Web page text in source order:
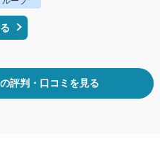
評判・口コミを見る